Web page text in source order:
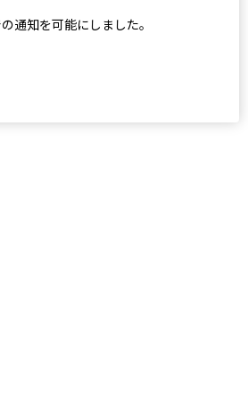
通知を可能にしました。